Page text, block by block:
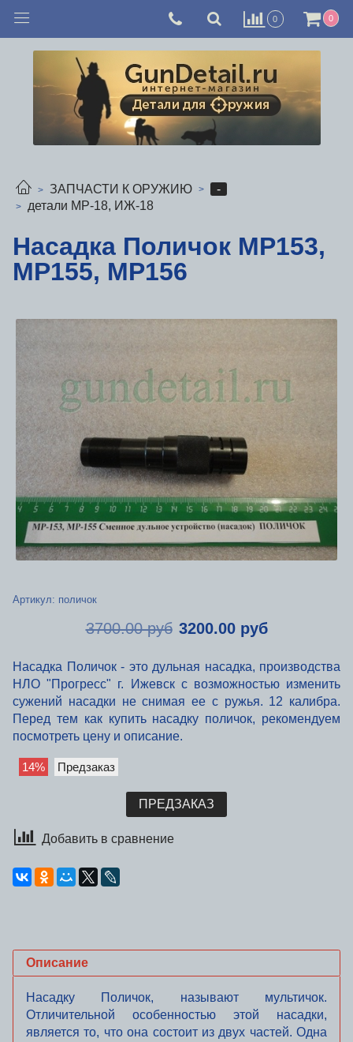
0 0
ЗАПЧАСТИ К ОРУЖИЮ
-
детали МР-18, ИЖ-18
Насадка Поличок МР153,
МР155, МР156
Артикул: поличок
3700.00 руб 3200.00 руб
Насадка Поличок- это дульная насадка, производства
НЛО "Прогресс" г. Ижевск с возможностьюизменить
сужений насадки не снимая ее с ружья. 12 калибра.
Перед тем как купить насадку поличок, рекомендуем
посмотреть цену и описание.
14% Предзаказ
ПРЕДЗАКАЗ
Добавить в сравнение
Описание
Насадку Поличок, называют мультичок.
Отличительной особенностью этой насадки,
является то, что она состоит из двух частей. Одна